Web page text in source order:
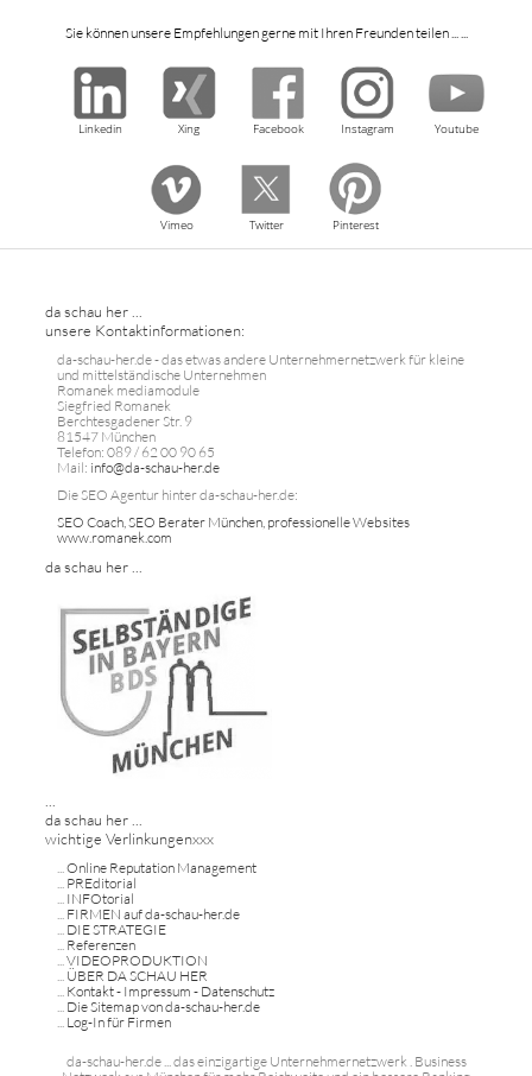
Sie können unsere Empfehlungen gerne mit Ihren Freunden teilen ... ...
Linkedin Xing Facebook Instagram Youtube
Vimeo Twitter Pinterest
da schau her ...
unsere Kontaktinformationen:
da-schau-her.de - das etwas andere Unternehmernetzwerk für kleine
und mittelständische Unternehmen
Romanek mediamodule
Siegfried Romanek
Berchtesgadener Str. 9
81547 München
Telefon: 089 / 62 00 90 65
Mail: info@da-schau-her.de
Die SEO Agentur hinter da-schau-her.de:
SEO Coach, SEO Berater München, professionelle Websites
www.romanek.com
da schau her ...
...
da schau her ...
wichtige Verlinkungenxxx
...Online Reputation Management
... PREditorial
... INFOtorial
... FIRMEN auf da-schau-her.de
... DIE STRATEGIE
... Referenzen
...VIDEOPRODUKTION
... ÜBER DA SCHAU HER
... Kontakt - Impressum - Datenschutz
... Die Sitemap von da-schau-her.de
... Log-In für Firmen
da-schau-her.de ... das einzigartige Unternehmernetzwerk . Business